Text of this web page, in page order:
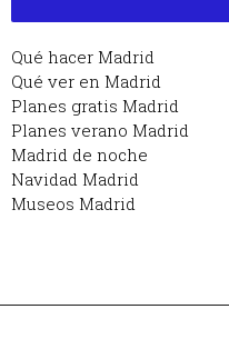
Qué hacer Madrid
Qué ver en Madrid
Planes gratis Madrid
Planes verano Madrid
Madrid de noche
Navidad Madrid
Museos Madrid
Copyright © 2026